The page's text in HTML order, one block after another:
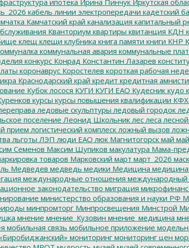
кабель линии электропередачи кадетский
Камчатский край канализация капитальный
Кванториум квартиры квитанция КДН
клещ клещи клубника книга памяти книги КНР
коммунальная авария коммунальные
конкурс Конрад Константин Лазарев
коронаврус Коростелев короткая рабочая
Краснодарский край кредит кредитная
Кубок лосося КУГИ КУГИ ЕАО Кудесник кудо
курсы курсы повышения квалификации КФХ
ледовые скульптуры ледовый городок
поселение Леонид Школьник лес леса
прием логистический комплеск ложный вызов
льготы ЛЭП люди ЕАО люк Магнитогорск май
Семенов Максим Шупиков макулатура Мама-
товаров Марковский март март_2026
Медведев медведь медики Медицина
международные отношения международный
законодательство миграция
министерство образования и науки РФ
минпромторг Минпросвещения Минстрой
мнение мнение_Кузовин мнение_медицина
мобильная связь мобильное приложение
мониторинг мониторинг цен